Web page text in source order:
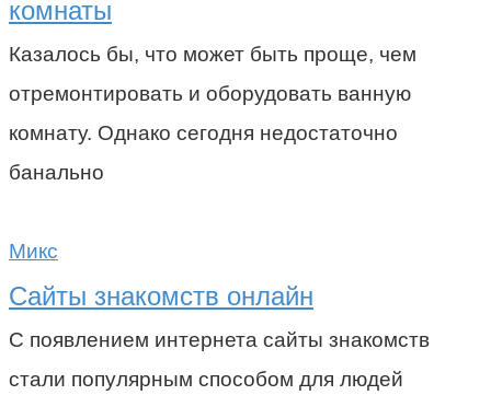
комнаты
Казалось бы, что может быть проще, чем
отремонтировать и оборудовать ванную
комнату. Однако сегодня недостаточно
банально
Микс
Сайты знакомств онлайн
С появлением интернета сайты знакомств
стали популярным способом для людей